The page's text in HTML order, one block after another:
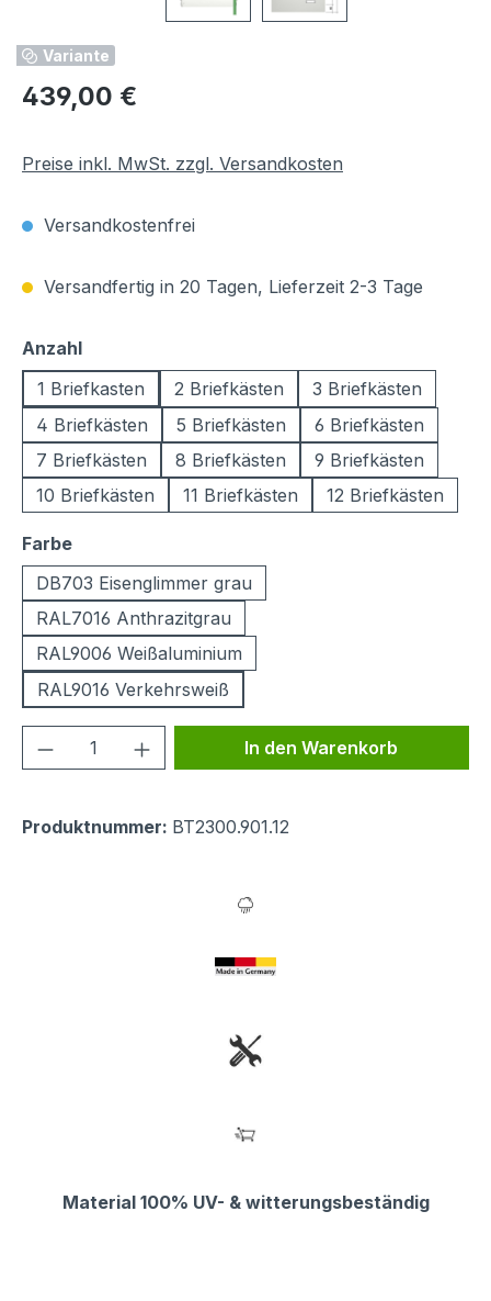
Variante
Regulärer Preis:
439,00 €
Preise inkl. MwSt. zzgl. Versandkosten
Versandkostenfrei
Versandfertig in 20 Tagen, Lieferzeit 2-3 Tage
Anzahlauswählen
1 Briefkasten
2 Briefkästen
3 Briefkästen
4 Briefkästen
5 Briefkästen
6 Briefkästen
7 Briefkästen
8 Briefkästen
9 Briefkästen
10 Briefkästen
11 Briefkästen 12 Briefkästen
Farbeauswählen
DB703 Eisenglimmer grau
RAL7016 Anthrazitgrau
RAL9006 Weißaluminium
RAL9016 Verkehrsweiß
Produkt Anzahl: Gib denIn den Warenkorb
Produktnummer: BT2300.901.12
Material 100% UV- & witterungsbeständig